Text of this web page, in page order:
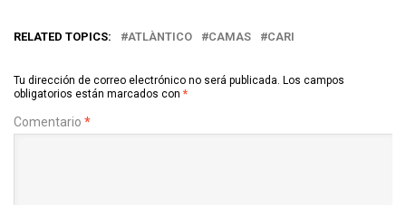
RELATED TOPICS: ATLÀNTICO CAMAS CARI
Tu dirección de correo electrónico no será publicada. Los campos
obligatorios están marcados con *
Comentario *